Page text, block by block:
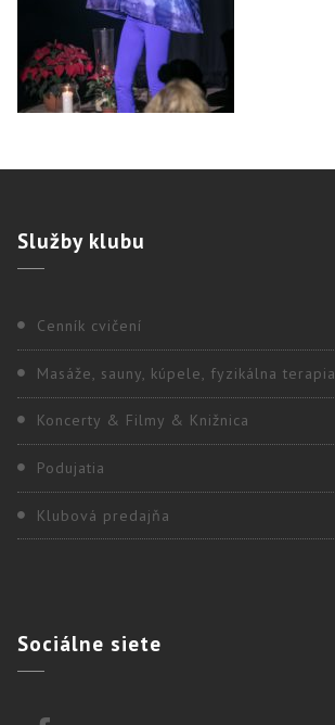
Službyklubu
Cenník cvičení
Masáže, sauny, kúpele, fyzikálna terapia
Koncerty & Filmy & Knižnica
Podujatia
Klubová predajňa
Sociálne siete